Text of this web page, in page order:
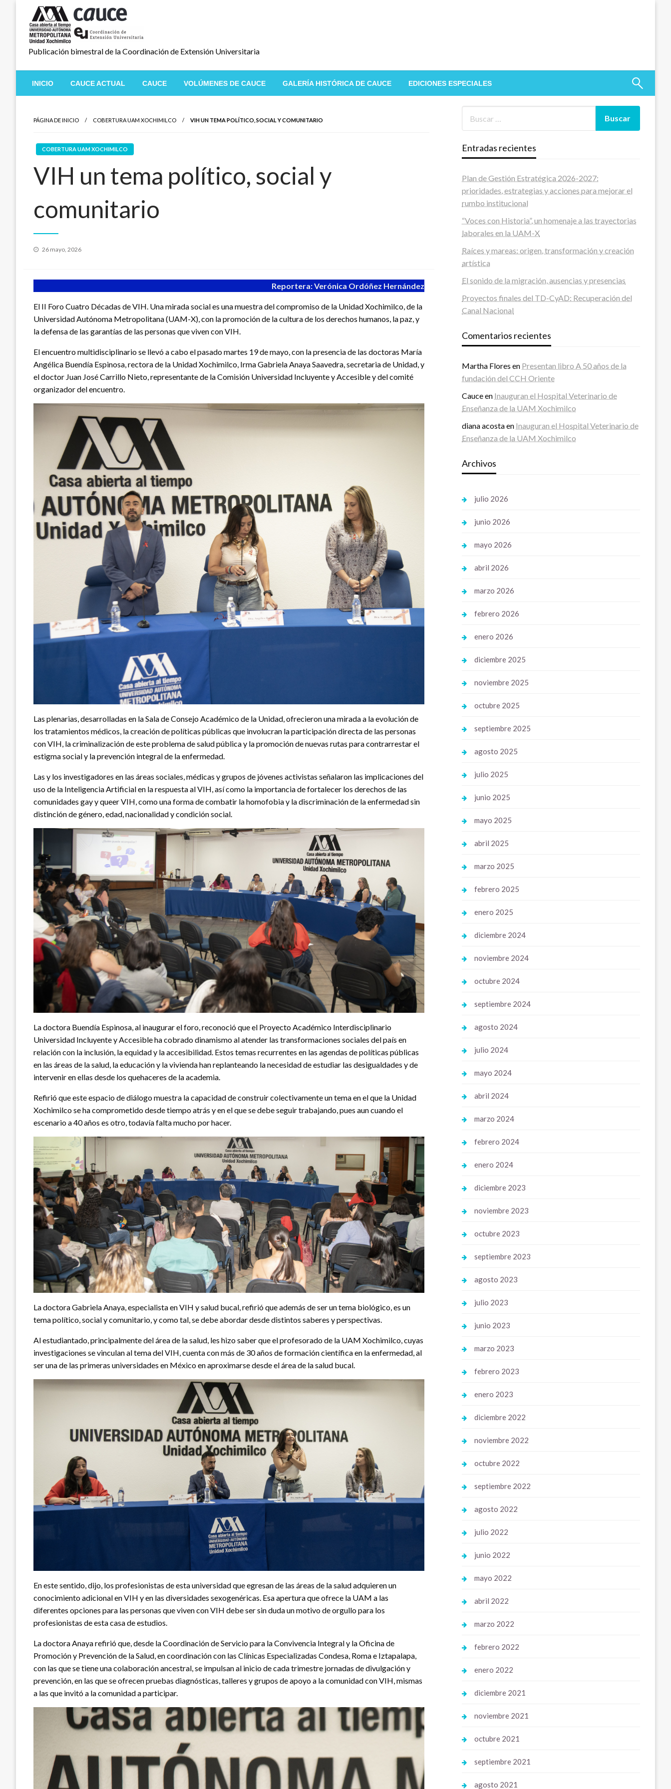
contenido
Publicación bimestral de la Coordinación de Extensión Universitaria
INICIO CAUCE ACTUAL CAUCE VOLÚMENES DE CAUCE GALERÍA HISTÓRICA DE CAUCE EDICIONES ESPECIALES
PÁGINA DE INICIO COBERTURA UAM XOCHIMILCO VIH UN TEMA POLÍTICO, SOCIAL Y COMUNITARIO
COBERTURA UAM XOCHIMILCO
VIH un tema político, social y
comunitario
Publicado
26 mayo, 2026
Reportera: Verónica Ordóñez Hernández
El II Foro Cuatro Décadas de VIH. Una mirada social es una muestra del compromiso de la Unidad Xochimilco, de la
Universidad Autónoma Metropolitana (UAM-X), con la promoción de la cultura de los derechos humanos, la paz, y
la defensa de las garantías de las personas que viven con VIH.
El encuentro multidisciplinario se llevó a cabo el pasado martes 19 de mayo, con la presencia de las doctoras María
Angélica Buendía Espinosa, rectora de la Unidad Xochimilco, Irma Gabriela Anaya Saavedra, secretaria de Unidad, y
el doctor Juan José Carrillo Nieto, representante de la Comisión Universidad Incluyente y Accesible y del comité
organizador del encuentro.
Las plenarias, desarrolladas en la Sala de Consejo Académico de la Unidad, ofrecieron una mirada a la evolución de
los tratamientos médicos, la creación de políticas públicas que involucran la participación directa de las personas
con VIH, la criminalización de este problema de salud pública y la promoción de nuevas rutas para contrarrestar el
estigma social y la prevención integral de la enfermedad.
Las y los investigadores en las áreas sociales, médicas y grupos de jóvenes activistas señalaron las implicaciones del
uso de la Inteligencia Artificial en la respuesta al VIH, así como la importancia de fortalecer los derechos de las
comunidades gay y queer VIH, como una forma de combatir la homofobia y la discriminación de la enfermedad sin
distinción de género, edad, nacionalidad y condición social.
La doctora Buendía Espinosa, al inaugurar el foro, reconoció que el Proyecto Académico Interdisciplinario
Universidad Incluyente y Accesible ha cobrado dinamismo al atender las transformaciones sociales del país en
relación con la inclusión, la equidad y la accesibilidad. Estos temas recurrentes en las agendas de políticas públicas
en las áreas de la salud, la educación y la vivienda han replanteando la necesidad de estudiar las desigualdades y de
intervenir en ellas desde los quehaceres de la academia.
Refirió que este espacio de diálogo muestra la capacidad de construir colectivamente un tema en el que la Unidad
Xochimilco se ha comprometido desde tiempo atrás y en el que se debe seguir trabajando, pues aun cuando el
escenario a 40 años es otro, todavía falta mucho por hacer.
La doctora Gabriela Anaya, especialista en VIH y salud bucal, refirió que además de ser un tema biológico, es un
tema político, social y comunitario, y como tal, se debe abordar desde distintos saberes y perspectivas.
Al estudiantado, principalmente del área de la salud, les hizo saber que el profesorado de la UAM Xochimilco, cuyas
investigaciones se vinculan al tema del VIH, cuenta con más de 30 años de formación científica en la enfermedad, al
ser una de las primeras universidades en México en aproximarse desde el área de la salud bucal.
En este sentido, dijo, los profesionistas de esta universidad que egresan de las áreas de la salud adquieren un
conocimiento adicional en VIH y en las diversidades sexogenéricas. Esa apertura que ofrece la UAM a las
diferentes opciones para las personas que viven con VIH debe ser sin duda un motivo de orgullo para los
profesionistas de esta casa de estudios.
La doctora Anaya refirió que, desde la Coordinación de Servicio para la Convivencia Integral y la Oficina de
Promoción y Prevención de la Salud, en coordinación con las Clínicas Especializadas Condesa, Roma e Iztapalapa,
con las que se tiene una colaboración ancestral, se impulsan al inicio de cada trimestre jornadas de divulgación y
prevención, en las que se ofrecen pruebas diagnósticas, talleres y grupos de apoyo a la comunidad con VIH, mismas
a las que invitó a la comunidad a participar.
Entradas recientes
Plan de Gestión Estratégica 2026-2027:
prioridades, estrategias y acciones para mejorar el
rumbo institucional
“Voces con Historia”, un homenaje a las trayectorias
laborales en la UAM-X
Raíces y mareas: origen, transformación y creación
artística
El sonido de la migración, ausencias y presencias
Proyectos finales del TD-CyAD: Recuperación del
Canal Nacional
Comentarios recientes
Martha Flores en Presentan libro A 50 años de la
fundación del CCH Oriente
Cauceen Inauguran el Hospital Veterinario de
Enseñanza de la UAM Xochimilco
diana acostaen Inauguran el Hospital Veterinario de
Enseñanza de la UAM Xochimilco
Archivos
julio 2026
junio 2026
mayo 2026
abril 2026
marzo 2026
febrero 2026
enero 2026
diciembre 2025
noviembre 2025
octubre 2025
septiembre 2025
agosto 2025
julio 2025
junio 2025
mayo 2025
abril 2025
marzo 2025
febrero 2025
enero 2025
diciembre 2024
noviembre 2024
octubre 2024
septiembre 2024
agosto 2024
julio 2024
mayo 2024
abril 2024
marzo 2024
febrero 2024
enero 2024
diciembre 2023
noviembre 2023
octubre 2023
septiembre 2023
agosto 2023
julio 2023
junio 2023
marzo 2023
febrero 2023
enero 2023
diciembre 2022
noviembre 2022
octubre 2022
septiembre 2022
agosto 2022
julio 2022
junio 2022
mayo 2022
abril 2022
marzo 2022
febrero 2022
enero 2022
diciembre 2021
noviembre 2021
octubre 2021
septiembre 2021
agosto 2021